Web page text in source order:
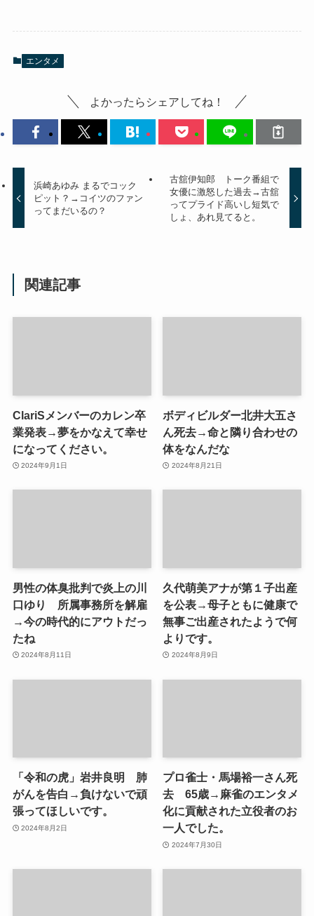
エンタメ
よかったらシェアしてね！
浜崎あゆみ まるでコック
ピット？→コイツのファン
ってまだいるの？
古舘伊知郎 トーク番組で
女優に激怒した過去→古舘
ってプライド高いし短気で
しょ、あれ見てると。
関連記事
ClariSメンバーのカレン卒
業発表→夢をかなえて幸せ
になってください。
2024年9月1日
ボディビルダー北井大五さ
ん死去→命と隣り合わせの
体をなんだな
2024年8月21日
男性の体臭批判で炎上の川
口ゆり 所属事務所を解雇
→今の時代的にアウトだっ
たね
2024年8月11日
久代萌美アナが第１子出産
を公表→母子ともに健康で
無事ご出産されたようで何
よりです。
2024年8月9日
「令和の虎」岩井良明 肺
がんを告白→負けないで頑
張ってほしいです。
2024年8月2日
プロ雀士・馬場裕一さん死
去 65歳→麻雀のエンタメ
化に貢献された立役者のお
一人でした。
2024年7月30日